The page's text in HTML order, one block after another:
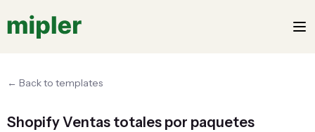
← Back to templates
Shopify Ventas totales por paquetes